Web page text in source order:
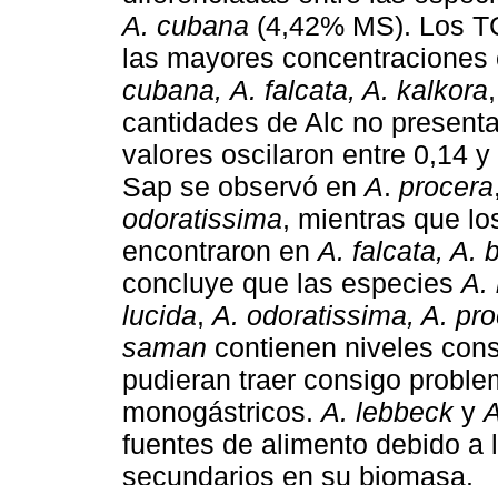
A. cubana (4,42% MS). Los
las mayores
cubana, A. falcata, A. kalkora
cantidades de Alc no
valores oscilaron entre 0,14
Sap se observó enA. procera
odoratissima, mientras que
encontraron enA. falcata, A.
concluye que las especiesA.
lucida,A. odoratissima, A.
saman contienen niveles
pudieran traer consigo
monogástricos.A. lebbecky
fuentes de alimento debido
secundarios en su biomasa.